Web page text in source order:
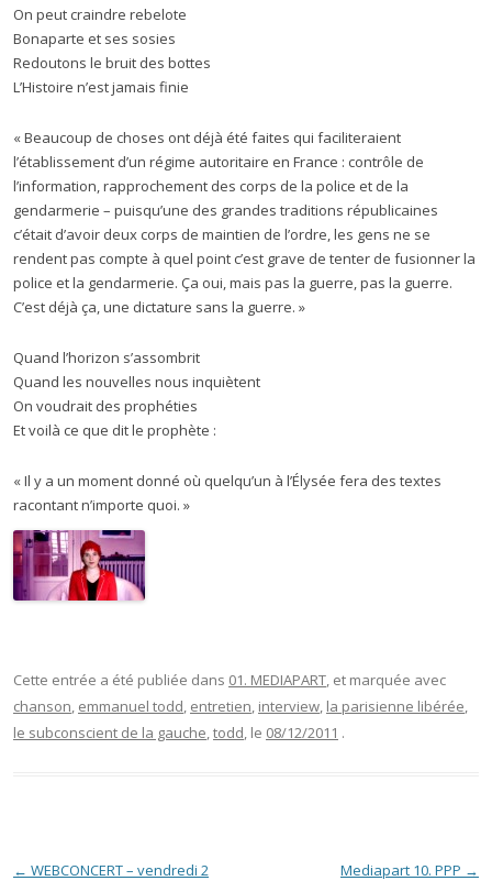
On peut craindre rebelote
Bonaparte et ses sosies
Redoutons le bruit des bottes
L’Histoire n’est jamais finie
« Beaucoup de choses ont déjà été faites qui faciliteraient
l’établissement d’un régime autoritaire en France : contrôle de
l’information, rapprochement des corps de la police et de la
gendarmerie – puisqu’une des grandes traditions républicaines
c’était d’avoir deux corps de maintien de l’ordre, les gens ne se
rendent pas compte à quel point c’est grave de tenter de fusionner la
police et la gendarmerie. Ça oui, mais pas la guerre, pas la guerre.
C’est déjà ça, une dictature sans la guerre. »
Quand l’horizon s’assombrit
Quand les nouvelles nous inquiètent
On voudrait des prophéties
Et voilà ce que dit le prophète :
« Il y a un moment donné où quelqu’un à l’Élysée fera des textes
racontant n’importe quoi. »
Cette entrée a été publiée dans 01. MEDIAPART, et marquée avec
chanson, emmanuel todd, entretien, interview, la parisienne libérée,
le subconscient de la gauche,todd, le 08/12/2011 .
Navigation des articles
← WEBCONCERT – vendredi 2
Mediapart 10. PPP →